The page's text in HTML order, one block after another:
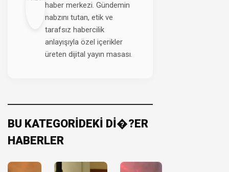
haber merkezi. Gündemin
nabzını tutan, etik ve
tarafsız habercilik
anlayışıyla özel içerikler
üreten dijital yayın masası.
BU KATEGORİDEKİ Dİ�?ER
HABERLER